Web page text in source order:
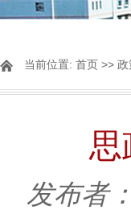
当前位置: 首页 >> 政
思
发布者：